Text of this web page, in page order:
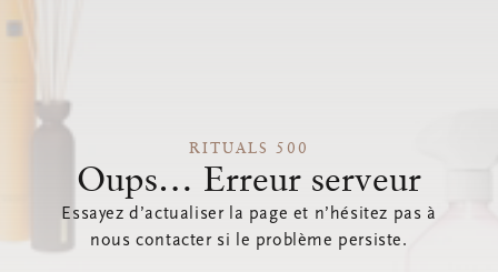
RITUALS 500
Oups… Erreur serveur
Essayez d’actualiser la page et n’hésitez pas à
nous contacter si le problème persiste.